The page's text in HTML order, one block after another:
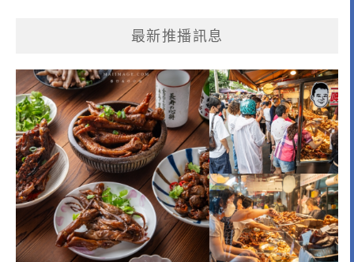
最新推播訊息